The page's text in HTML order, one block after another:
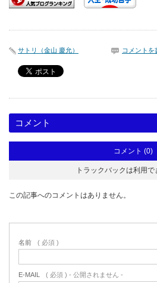
サトリ（金山 慶允） コメントを
コメント
コメント (0)
トラックバックは利用で
この記事へのコメントはありません。
名前 ( 必須 )
E-MAIL ( 必須 ) - 公開されません -